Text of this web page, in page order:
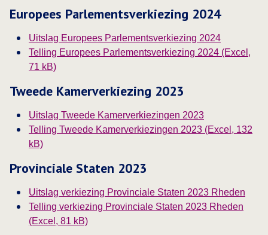
Europees Parlementsverkiezing 2024
Uitslag Europees Parlementsverkiezing 2024
Telling Europees Parlementsverkiezing 2024 (Excel,
71 kB)Deze link opent in een nieuw tabblad
Tweede Kamerverkiezing 2023
Uitslag Tweede Kamerverkiezingen 2023
Telling Tweede Kamerverkiezingen 2023 (Excel, 132
kB)
Provinciale Staten 2023
Uitslag verkiezing Provinciale Staten 2023 Rheden
Telling verkiezing Provinciale Staten 2023 Rheden
(Excel, 81 kB)